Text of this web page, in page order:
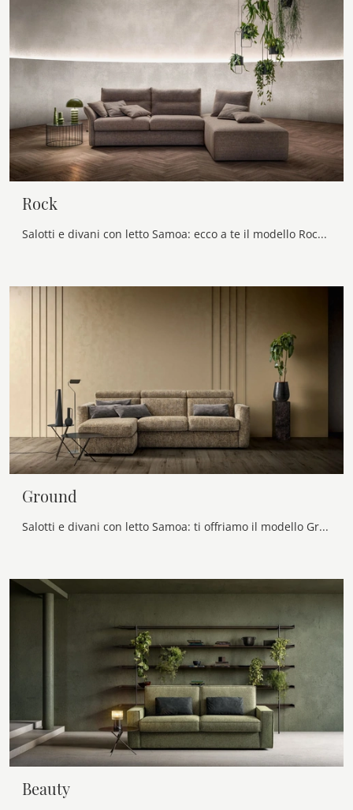
Rock
Salotti e divani con letto Samoa: ecco a te il modello Rock in tessuto per arricchire la zona giorno.
Ground
Salotti e divani con letto Samoa: ti offriamo il modello Ground in tessuto per arricchire la zona giorno.
Beauty